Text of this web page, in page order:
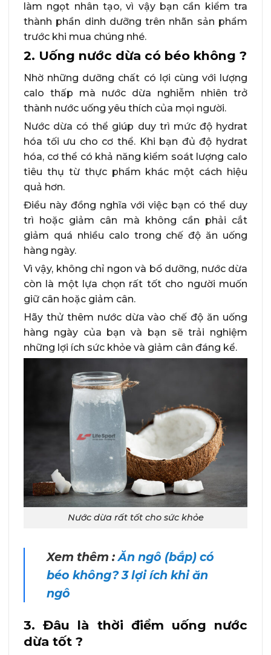
làm ngọt nhân tạo, vì vậy bạn cần kiểm tra
thành phần dinh dưỡng trên nhãn sản phẩm
trước khi mua chúng nhé.
2. Uống nước dừa có béo không ?
Nhờ những dưỡng chất có lợi cùng với lượng
calo thấp mà nước dừa nghiễm nhiên trở
thành nước uống yêu thích của mọi người.
Nước dừa có thể giúp duy trì mức độ hydrat
hóa tối ưu cho cơ thể. Khi bạn đủ độ hydrat
hóa, cơ thể có khả năng kiểm soát lượng calo
tiêu thụ từ thực phẩm khác một cách hiệu
quả hơn.
Điều này đồng nghĩa với việc bạn có thể duy
trì hoặc giảm cân mà không cần phải cắt
giảm quá nhiều calo trong chế độ ăn uống
hàng ngày.
Vì vậy, không chỉ ngon và bổ dưỡng, nước dừa
còn là một lựa chọn rất tốt cho người muốn
giữ cân hoặc giảm cân.
Hãy thử thêm nước dừa vào chế độ ăn uống
hàng ngày của bạn và bạn sẽ trải nghiệm
những lợi ích sức khỏe và giảm cân đáng kể.
Nước dừa rất tốt cho sức khỏe
Xem thêm :Ăn ngô (bắp) có
béo không? 3 lợi ích khi ăn
ngô
3. Đâu là thời điểm uống nước
dừa tốt ?